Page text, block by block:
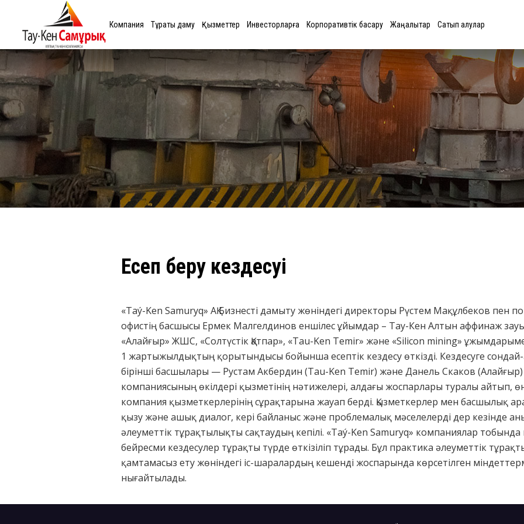
Компания Тұрақты даму Қызметтер Инвесторларға Корпоративтік басқару Жаңалықтар Сатып алулар
Есеп беру кездесуі
«Taý-Ken Samuryq» АҚ Бизнесті дамыту жөніндегі директоры Рүстем Мақұлбеков пен
офистің басшысы Ермек Малгелдинов еншілес ұйымдар – Тау-Кен Алтын аффинаж
«Алайғыр» ЖШС, «Солтүстік Қатпар», «Tau-Ken Temir» және «Silicon mining»
1 жартыжылдықтың қорытындысы бойынша есептік кездесу өткізді. Кездесуге
бірінші басшылары — Рустам Акбердин (Tau-Ken Temir) және Данель Скаков
компаниясының өкілдері қызметінің нәтижелері, алдағы жоспарлары туралы айтып,
компания қызметкерлерінің сұрақтарына жауап берді. Қызметкерлер мен басшылық
қызу және ашық диалог, кері байланыс және проблемалық мәселелерді дер кезінде
әлеуметтік тұрақтылықты сақтаудың кепілі. «Taý-Ken Samuryq» компаниялар
бейресми кездесулер тұрақты түрде өткізіліп тұрады. Бұл практика әлеуметтік
қамтамасыз ету жөніндегі іс-шаралардың кешенді жоспарында көрсетілген
нығайтылады.